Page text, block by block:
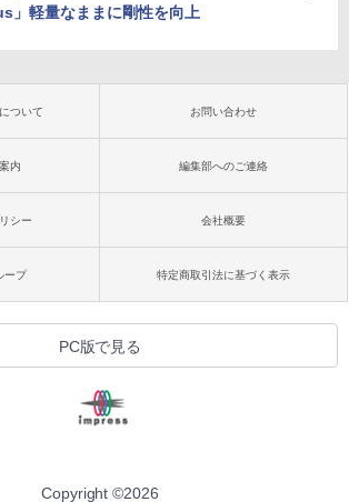
」軽量なままに剛性を向上
ついて お問い合わせ
内 編集部へのご連絡
シー 会社概要
ープ 特定商取引法に基づく表示
PC版で見る
Copyright ©2026